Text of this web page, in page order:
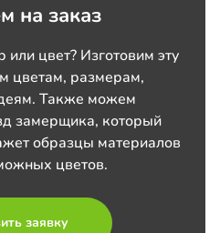
на заказ
цвет? Изготовим эту
цветам, размерам,
Также можем
замерщика, который
образцы материалов
цветов.
заявку